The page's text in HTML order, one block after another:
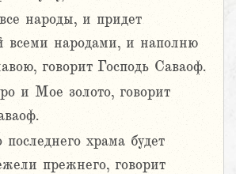
народы, и придет
народами, и наполню
говорит Господь Саваоф.
и Мое золото, говорит
последнего храма будет
прежнего, говорит